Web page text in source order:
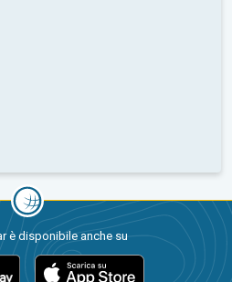
è disponibile anche su